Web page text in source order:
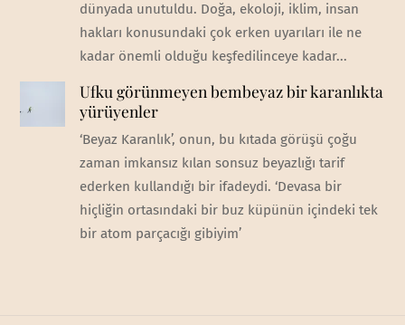
dünyada unutuldu. Doğa, ekoloji, iklim, insan
hakları konusundaki çok erken uyarıları ile ne
kadar önemli olduğu keşfedilinceye kadar...
Ufku görünmeyen bembeyaz bir karanlıkta
yürüyenler
‘Beyaz Karanlık’, onun, bu kıtada görüşü çoğu
zaman imkansız kılan sonsuz beyazlığı tarif
ederken kullandığı bir ifadeydi. ‘Devasa bir
hiçliğin ortasındaki bir buz küpünün içindeki tek
bir atom parçacığı gibiyim’